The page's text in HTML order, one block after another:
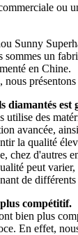
ou
Sunny
sommes un
en Chine.
diamantés est
utilise des
avancée,
la qualité
chez d'autres
peut
de
compétitif.
bien plus
En effet,